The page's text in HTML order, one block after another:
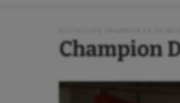
Champion